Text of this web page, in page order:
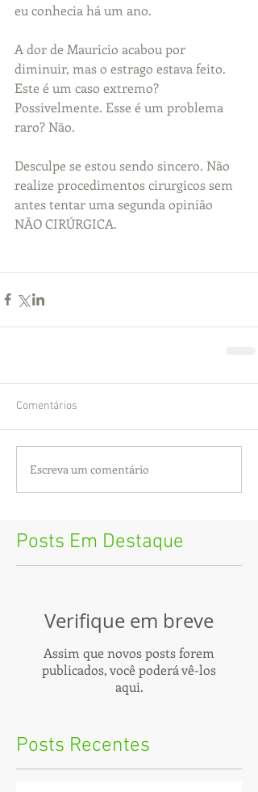
eu conhecia há um ano.
A dor de Mauricio acabou por
diminuir, mas o estrago estava feito.
Este é um caso extremo?
Possivelmente. Esse é um problema
raro? Não.
Desculpe se estou sendo sincero. Não
realize procedimentos cirurgicos sem
antes tentar uma segunda opinião
NÃO CIRÚRGICA.
Comentários
Escreva um comentário
Posts Em Destaque
Verifique em breve
Assim que novos posts forem
publicados, você poderá vê-los
aqui.
Posts Recentes